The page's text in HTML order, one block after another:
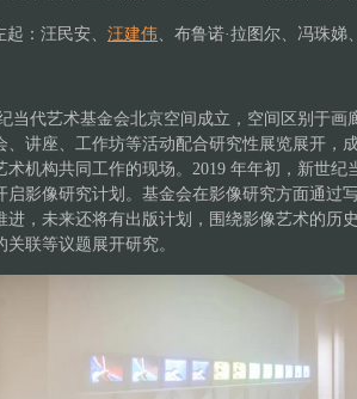
起：汪民安、汪建伟、布鲁诺·拉图尔、冯珠娣
当代艺术基金会北京空间成立，空间区别于画
、讲座、工作坊等活动配合研究性展览展开，
术机构共同工作的现场。2019 年年初，新世纪
启影像研究计划。基金会在影像研究方面通过
进，未来还将有出版计划，围绕影像艺术的历
联等议题展开研究。